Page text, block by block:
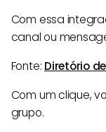
Com essa
canal ou
Fonte: Diretório
Com um clique,
grupo.